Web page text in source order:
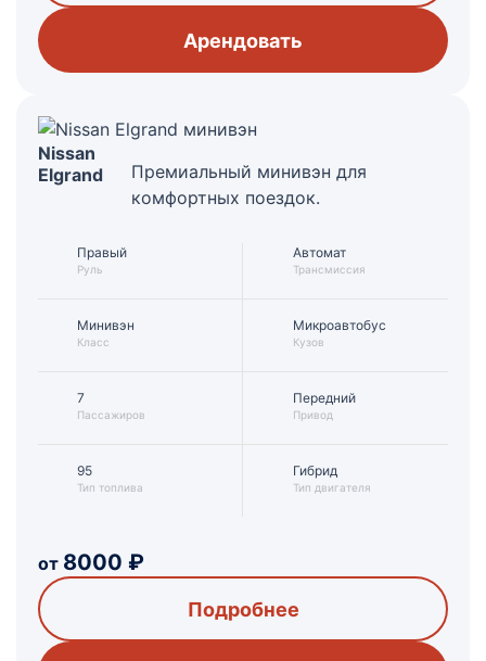
Арендовать
Nissan
Elgrand
Премиальный минивэн для
комфортных поездок.
Правый
Руль
Минивэн
Класс
Автомат
Трансмиссия
Микроавтобус
Кузов
7
Пассажиров
95
Тип топлива
Передний
Привод
Гибрид
Тип двигателя
от 8000 ₽
Подробнее